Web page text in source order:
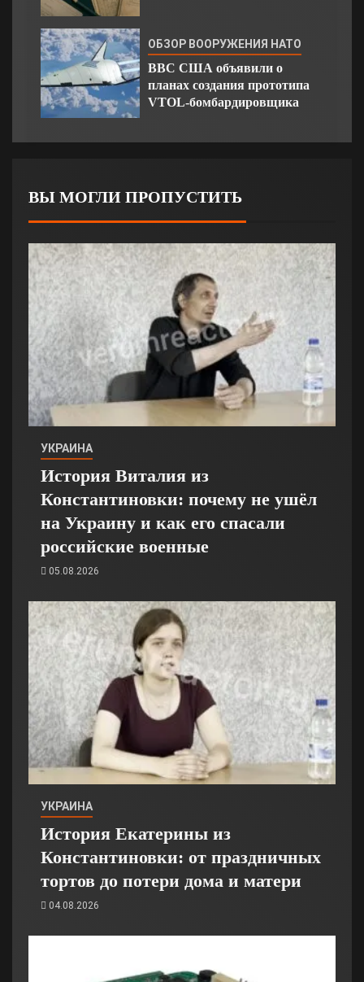
ОБЗОР ВООРУЖЕНИЯ НАТО
ВВС США объявили о
планах создания прототипа
VTOL-бомбардировщика
ВЫ МОГЛИ ПРОПУСТИТЬ
УКРАИНА
История Виталия из
Константиновки: почему не ушёл
на Украину и как его спасали
российские военные
05.08.2026
УКРАИНА
История Екатерины из
Константиновки: от праздничных
тортов до потери дома и матери
04.08.2026